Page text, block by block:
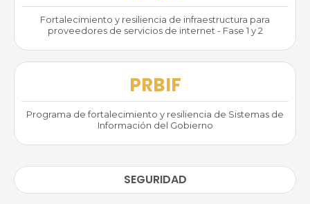
Fortalecimiento y resiliencia de infraestructura para
proveedores de servicios de internet - Fase 1 y 2
PRBIF
Programa de fortalecimiento y resiliencia de Sistemas de
Información del Gobierno
SEGURIDAD